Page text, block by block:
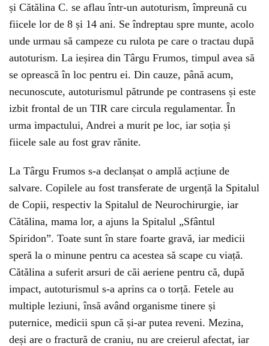
și Cătălina C. se aflau într-un autoturism, împreună cu
fiicele lor de 8 și 14 ani. Se îndreptau spre munte, acolo
unde urmau să campeze cu rulota pe care o tractau după
autoturism. La ieșirea din Târgu Frumos, timpul avea să
se oprească în loc pentru ei. Din cauze, până acum,
necunoscute, autoturismul pătrunde pe contrasens și este
izbit frontal de un TIR care circula regulamentar. În
urma impactului, Andrei a murit pe loc, iar soția și
fiicele sale au fost grav rănite.
La Târgu Frumos s-a declanșat o amplă acțiune de
salvare. Copilele au fost transferate de urgență la Spitalul
de Copii, respectiv la Spitalul de Neurochirurgie, iar
Cătălina, mama lor, a ajuns la Spitalul „Sfântul
Spiridon”. Toate sunt în stare foarte gravă, iar medicii
speră la o minune pentru ca acestea să scape cu viață.
Cătălina a suferit arsuri de căi aeriene pentru că, după
impact, autoturismul s-a aprins ca o torță. Fetele au
multiple leziuni, însă având organisme tinere și
puternice, medicii spun că și-ar putea reveni. Mezina,
deși are o fractură de craniu, nu are creierul afectat, iar